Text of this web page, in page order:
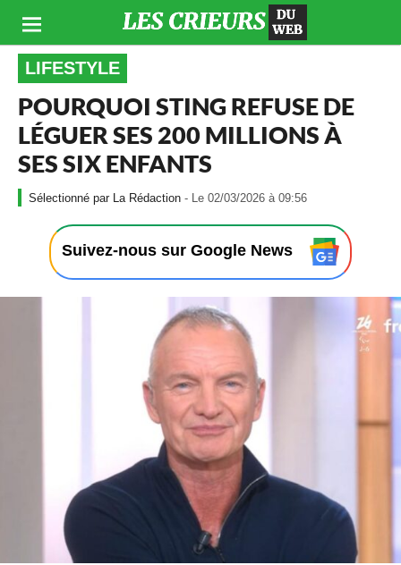
LIFESTYLE
POURQUOI STING REFUSE DE
LÉGUER SES 200 MILLIONS À
SES SIX ENFANTS
La Rédaction - Le 02/03/2026 à 09:56
0
2
/
0
5
Suivez-nous sur Google News